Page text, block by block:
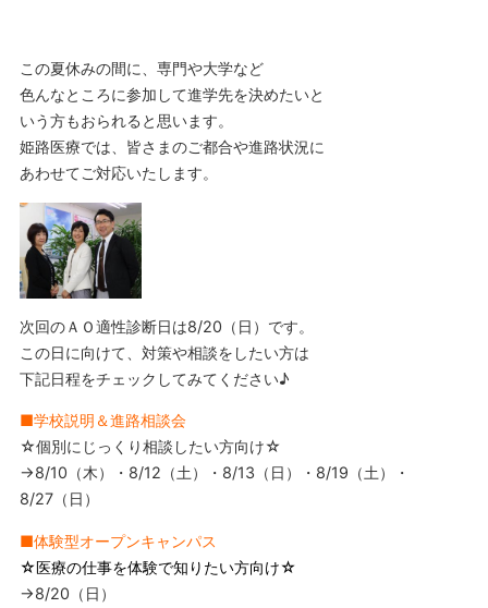
この夏休みの間に、専門や大学など
色んなところに参加して進学先を決めたいと
いう方もおられると思います。
姫路医療では、皆さまのご都合や進路状況に
あわせてご対応いたします。
次回のＡＯ適性診断日は8/20（日）です。
この日に向けて、対策や相談をしたい方は
下記日程をチェックしてみてください♪
■学校説明＆進路相談会
☆個別にじっくり相談したい方向け☆
→8/10（木）・8/12（土）・8/13（日）・8/19（土）・
8/27（日）
■体験型オープンキャンパス
☆医療の仕事を体験で知りたい方向け☆
→8/20（日）